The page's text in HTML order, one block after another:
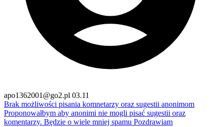
apo1362001@go2.pl 03.11
Brak możliwości pisania komnetarzy oraz sugestii anonimom
Proponowałbym aby anonimi nie mogli pisać sugestii oraz
komentarzy. Będzie o wiele mniej spamu Pozdrawiam